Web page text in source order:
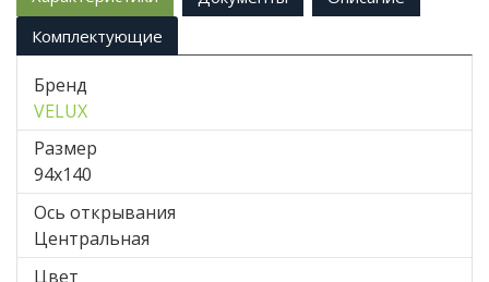
Комплектующие
Бренд
VELUX
Размер
94x140
Ось открывания
Центральная
Цвет